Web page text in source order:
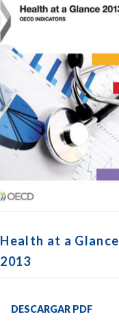
Health at a Glance
2013
DESCARGAR PDF